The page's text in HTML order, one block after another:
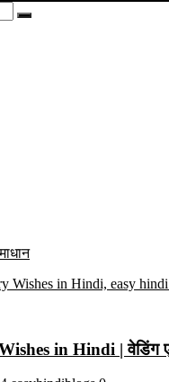
in Hindi | वेडिंग